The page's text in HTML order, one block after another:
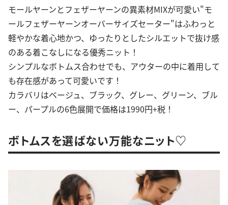
モールヤーンとフェザーヤーンの異素材MIXが可愛い"モ
ールフェザーヤーンオーバーサイズセーター"はふわっと
軽やかな着心地かつ、ゆったりとしたシルエットで抜け感
のある着こなしになる優秀ニット！
シンプルなボトムス合わせでも、アウターの中に着用して
も存在感があって可愛いです！
カラバリはベージュ、ブラック、グレー、グリーン、ブル
ー、パープルの6色展開で価格は1990円+税！
ボトムスを選ばない万能なニット♡